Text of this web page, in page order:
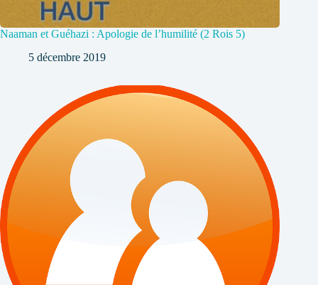
Naaman et Guéhazi : Apologie de l’humilité (2 Rois 5)
5 décembre 2019